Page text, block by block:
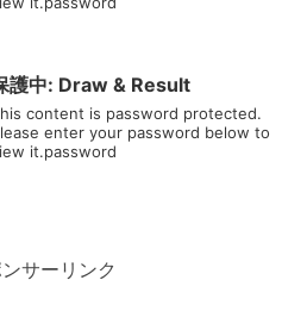
護中: Draw & Result
content is password protected.
enter your password below to
it.password
サーリンク